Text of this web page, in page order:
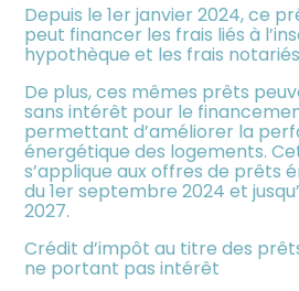
Depuis le 1er janvier 2024, ce
peut financer les frais liés à
hypothèque et les frais
De plus, ces mêmes prêts
sans intérêt pour le
permettant d’améliorer la
énergétique des logements.
s’applique aux offres de prêts
du 1er septembre 2024 et
2027.
Crédit d’impôt au titre des
ne portant pas intérêt